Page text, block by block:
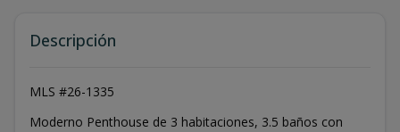
Descripción
MLS #26-1335
Moderno Penthouse de 3 habitaciones, 3.5 baños con